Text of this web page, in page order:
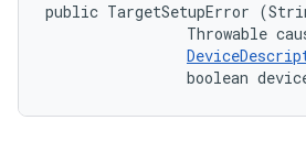
public TargetSetupError
Throwable
boolean